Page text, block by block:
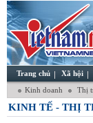
Trang chủ Xã hội
Kinh doanh Thị
KINH TẾ - THỊ